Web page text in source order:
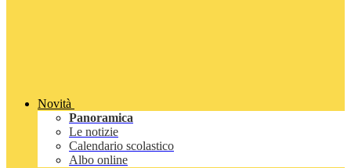
Novità
Panoramica
Le notizie
Calendario scolastico
Albo online